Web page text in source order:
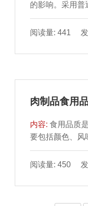
的影响。采用普
却3 种不同冷却
鸡肉进行处理...
阅读量: 441 发
肉制品食用
内容:食用品质
要包括颜色、风
评价方法可分为
本文对这些分...
阅读量: 450 发